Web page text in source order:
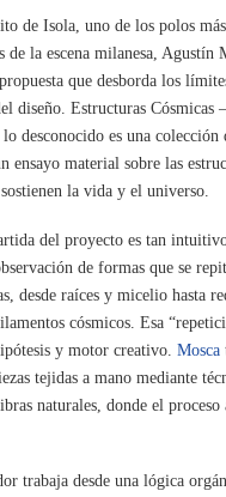
de Isola, uno de los polos más
de la escena milanesa, Agustín
que desborda los
diseño. Estructuras Cósmicas –
desconocido es una colección
ensayo material sobre las
la vida y el universo.
del proyecto es tan
de formas que se
desde raíces y micelio hasta
cósmicos. Esa
y motor creativo. Mosca
tejidas a mano mediante
naturales, donde el proceso
trabaja desde una lógica